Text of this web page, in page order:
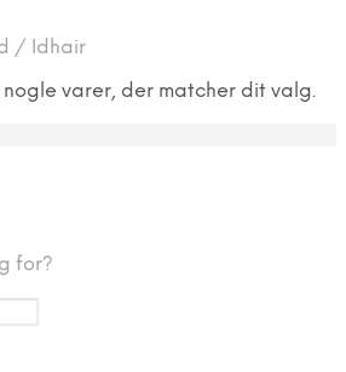
/ Idhair
nogle varer, der matcher dit valg.
for?